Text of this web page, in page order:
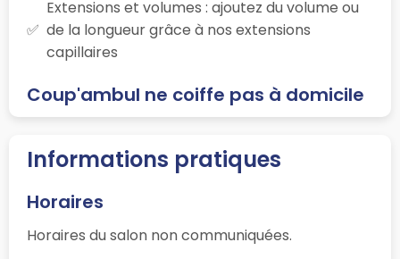
Extensions et volumes : ajoutez du volume ou
de la longueur grâce à nos extensions
capillaires
Coup'ambul ne coiffe pas à domicile
Informations pratiques
Horaires
Horaires du salon non communiquées.